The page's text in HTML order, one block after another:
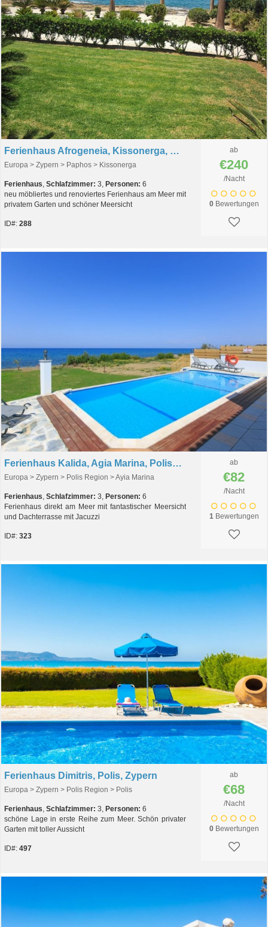
Ferienhaus Afrogeneia, Kissonerga, Paphos, Zypern
Europa > Zypern > Paphos > Kissonerga
Ferienhaus, Schlafzimmer: 3, Personen: 6
neu möbliertes und renoviertes Ferienhaus am Meer mit
privatem Garten und schöner Meersicht
ID#: 288
ab
€240
/Nacht
0Bewertungen
Ferienhaus Kalida, Agia Marina, Polis, Zypern
Europa > Zypern > Polis Region > Ayia Marina
Ferienhaus, Schlafzimmer: 3, Personen: 6
Ferienhaus direkt am Meer mit fantastischer Meersicht
und Dachterrasse mit Jacuzzi
ID#: 323
ab
€82
/Nacht
1Bewertungen
Ferienhaus Dimitris, Polis, Zypern
Europa > Zypern > Polis Region > Polis
Ferienhaus, Schlafzimmer: 3, Personen: 6
schöne Lage in erste Reihe zum Meer. Schön privater
Garten mit toller Aussicht
ID#: 497
ab
€68
/Nacht
0Bewertungen